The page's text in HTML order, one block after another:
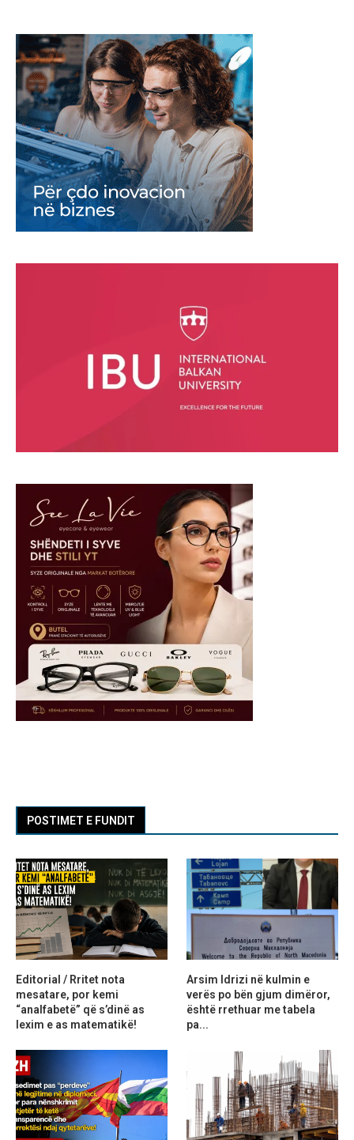
POSTIMET E FUNDIT
Editorial / Rritet nota
mesatare, por kemi
“analfabetë” që s’dinë as
lexim e as matematikë!
Arsim Idrizi në kulmin e
verës po bën gjum dimëror,
është rrethuar me tabela
pa...